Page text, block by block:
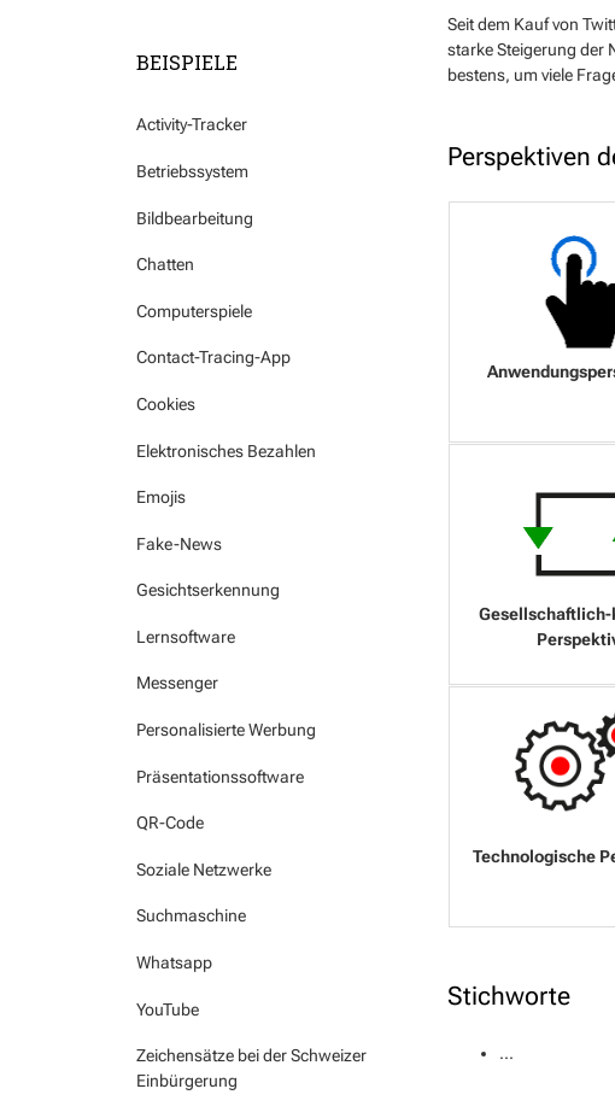
BEISPIELE
Activity-Tracker
Betriebssystem
Bildbearbeitung
Chatten
Computerspiele
Contact-Tracing-App
Cookies
Elektronisches Bezahlen
Emojis
Fake-News
Gesichtserkennung
Lernsoftware
Messenger
Personalisierte Werbung
Präsentationssoftware
QR-Code
Soziale Netzwerke
Suchmaschine
Whatsapp
YouTube
Zeichensätze bei der Schweizer
Einbürgerung
Seit dem Kauf von
starke Steigerung der
bestens, um viele
Perspektiven
Stichworte
...